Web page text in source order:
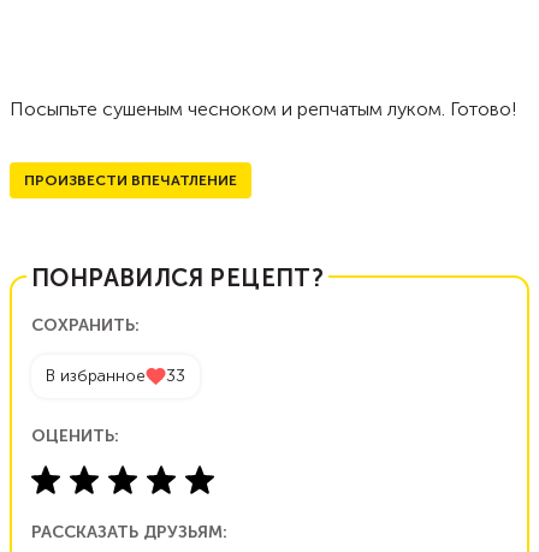
Посыпьте сушеным чесноком и репчатым луком. Готово!
ПРОИЗВЕСТИ ВПЕЧАТЛЕНИЕ
ПОНРАВИЛСЯ РЕЦЕПТ?
СОХРАНИТЬ:
В избранное 33
ОЦЕНИТЬ:
РАССКАЗАТЬ ДРУЗЬЯМ: